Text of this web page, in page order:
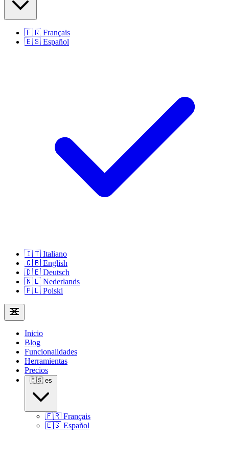
🇫🇷 Français
🇪🇸 Español
🇮🇹 Italiano
🇬🇧 English
🇩🇪 Deutsch
🇳🇱 Nederlands
🇵🇱 Polski
Inicio
Blog
Funcionalidades
Herramientas
Precios
🇪🇸 es
🇫🇷 Français
🇪🇸 Español